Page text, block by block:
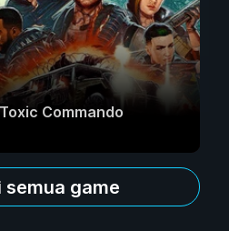
Commando
semua game